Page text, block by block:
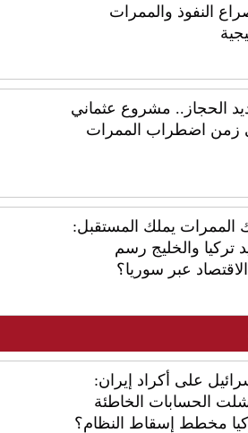
النفوذ والممرات
الحجاز.. مشروع عثماني
زمن اضطراب الممرات
الممرات يملك المستقبل:
تركيا والخليج رسم
عبر سوريا؟
على أكراد إيران:
الحسابات الخاطئة
مخطط إسقاط النظام؟